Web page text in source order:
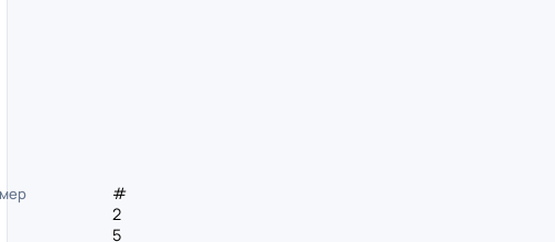
#
2
5